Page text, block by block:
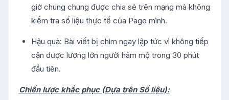
giờ chung chung được chia sẻ trên mạng mà không
kiểm tra số liệu thực tế của Page mình.
Hậu quả: Bài viết bị chìm ngay lập tức vì không tiếp
cận được lượng lớn người hâm mộ trong 30 phút
đầu tiên.
Chiến lược khắc phục (Dựa trên Số liệu):